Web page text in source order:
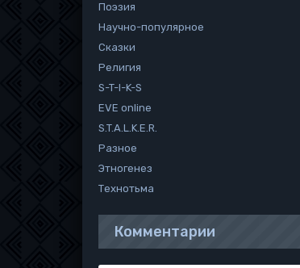
Поэзия
Научно-популярное
Сказки
Религия
S-T-I-K-S
EVE online
S.T.A.L.K.E.R.
Разное
Этногенез
Технотьма
Комментарии